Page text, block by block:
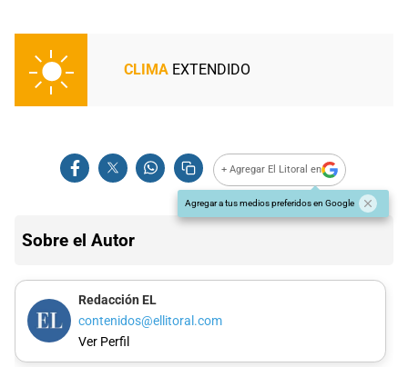
CLIMA EXTENDIDO
+ Agregar El Litoral en
Agregar a tus medios preferidos en Google
Sobre el Autor
Redacción EL
contenidos@ellitoral.com
Ver Perfil